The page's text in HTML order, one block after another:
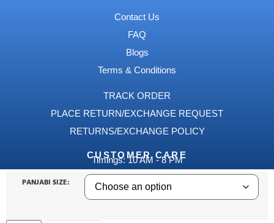
PANJABI SIZE:
Contact Us
FAQ
Blogs
Terms & Conditions
TRACK ORDER
PLACE RETURN/EXCHANGE REQUEST
RETURNS/EXCHANGE POLICY
CUSTOMER CARE
Timings: 10 AM - 8 PM
Whatsapp :+8801688651794
Instagram: @ noboshajj